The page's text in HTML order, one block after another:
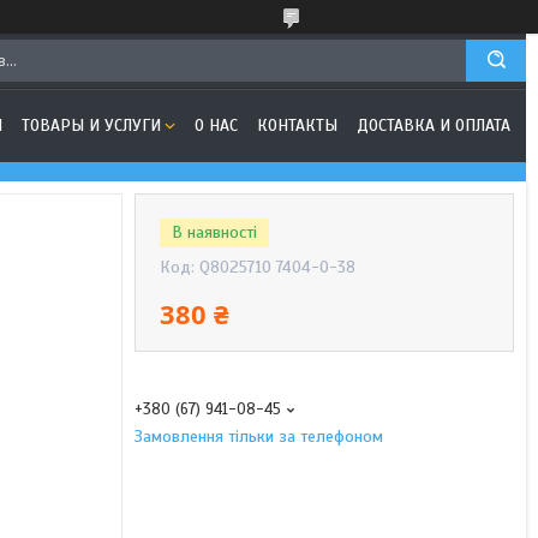
ТОВАРЫ И УСЛУГИ О НАС КОНТАКТЫ ДОСТАВКА И ОПЛАТА
В наявності
Код: Q8025710 7404-0-38
380 ₴
+380 (67) 941-08-45
Замовлення тільки за телефоном